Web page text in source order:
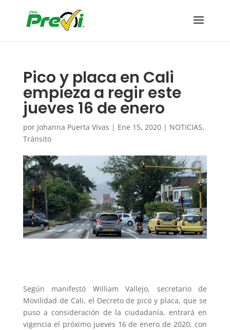
Pico y placa en Cali
empieza a regir este
jueves 16 de enero
por Johanna Puerta Vivas | Ene 15, 2020| NOTICIAS,
Tránsito
Según manifestó William Vallejo, secretario de
Movilidad de Cali, el Decreto de pico y placa, que se
puso a consideración de la ciudadanía, entrará en
vigencia el próximo jueves 16 de enero de 2020, con